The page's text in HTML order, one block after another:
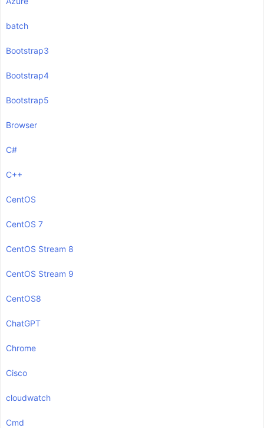
batch
Bootstrap3
Bootstrap4
Bootstrap5
Browser
C#
C++
CentOS
CentOS 7
CentOS Stream 8
CentOS Stream 9
CentOS8
ChatGPT
Chrome
Cisco
cloudwatch
Cmd